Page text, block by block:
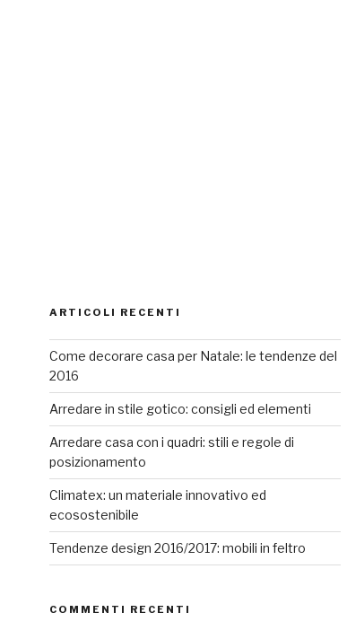
ARTICOLI RECENTI
Come decorare casa per Natale: le tendenze del
2016
Arredare in stile gotico: consigli ed elementi
Arredare casa con i quadri: stili e regole di
posizionamento
Climatex: un materiale innovativo ed
ecosostenibile
Tendenze design 2016/2017: mobili in feltro
COMMENTI RECENTI